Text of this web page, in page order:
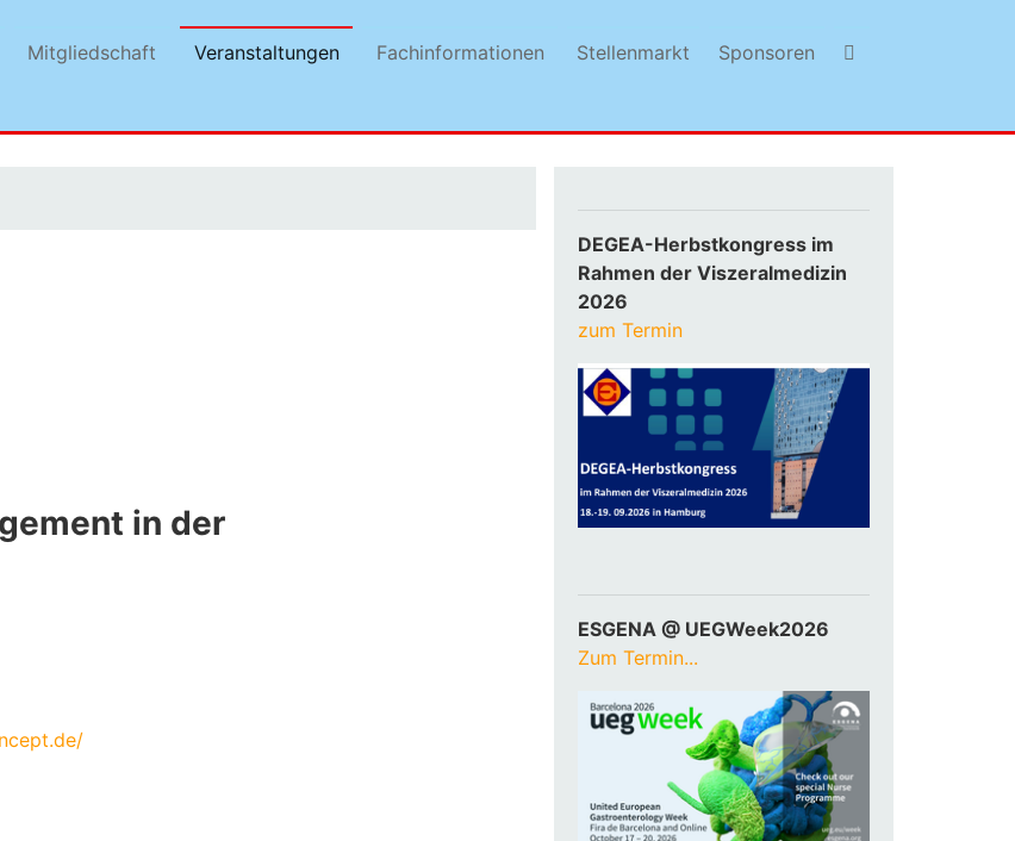
Mitgliedschaft Veranstaltungen Fachinformationen Stellenmarkt Sponsoren
in der
DEGEA-Herbstkongress im
Rahmen der Viszeralmedizin
2026
zum Termin
ESGENA @ UEGWeek2026
Zum Termin...